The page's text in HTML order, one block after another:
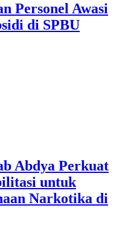
Personel Awasi
di SPBU
Abdya Perkuat
untuk
Narkotika di